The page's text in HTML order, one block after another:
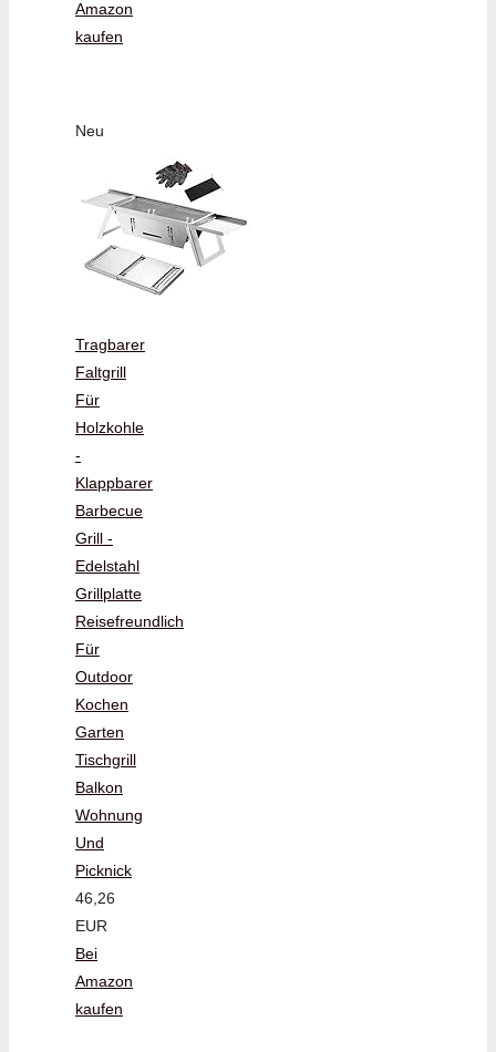
Amazon
kaufen
Neu
Tragbarer
Faltgrill
Für
Holzkohle
-
Klappbarer
Barbecue
Grill -
Edelstahl
Grillplatte
Reisefreundlich
Für
Outdoor
Kochen
Garten
Tischgrill
Balkon
Wohnung
Und
Picknick
46,26
EUR
Bei
Amazon
kaufen